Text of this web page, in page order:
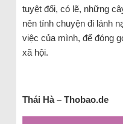
tuyệt đối, có lẽ, những
nên tính chuyện đi lánh
việc của mình, để đóng
xã hội.
Thái Hà – Thobao.de